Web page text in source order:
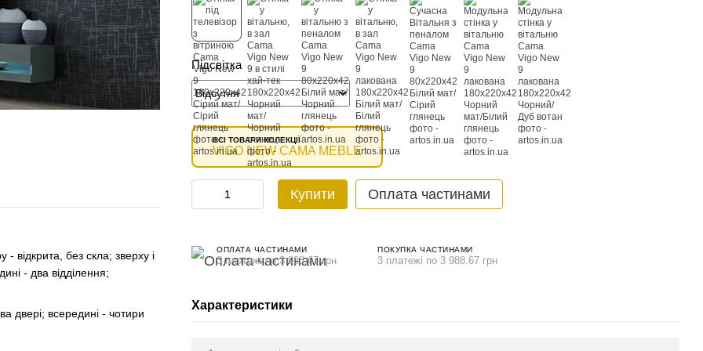
без скла; зверху і
- два відділення;
двері; всередині - чотири
Підсвітка
ВСІ ТОВАРИ КОЛЕКЦІЇ
VIGO NEW CAMA MEBLE
Купити Оплата частинами
ОПЛАТА ЧАСТИНАМИ
3 платежі по 3 988.67 грн
ПОКУПКА ЧАСТИНАМИ
3 платежі по 3 988.67 грн
Характеристики